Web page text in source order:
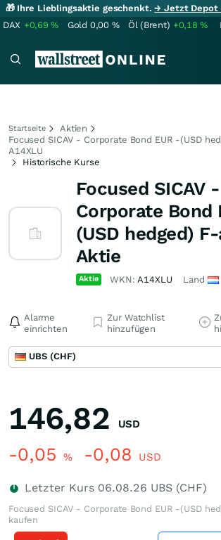
🎁 Ihre Lieblingsaktie geschenkt.→ Jetzt Depot
DAX +0,69% Gold 0,00 % Öl (Brent) +0,18%
Startseite
Aktien
Focused SICAV - Corporate Bond EUR -(USD
A14XLU
Historische Kurse
Focused SICAV -
Corporate Bond
(USD hedged)
Aktie
Aktie WKN:A14XLU Land
Alarme
einrichten
Zur Watchlist
hinzufügen
UBS (CHF)
146,82 USD
-0,05 % -0,08 USD
Letzter Kurs 06.08.26 UBS (CHF)
Focused SICAV - Corporate Bond EUR -(USD
kaufen